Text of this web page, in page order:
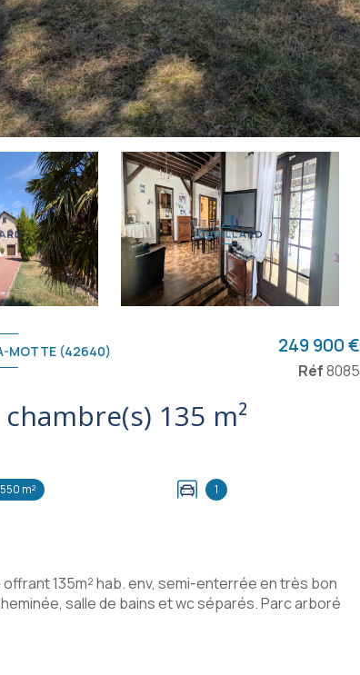
MOTTE (42640)
Maison 5 pièce(s) 3 chambre(s) 135 m²
m² 1
249 900 €
Réf8085
offrant 135m² hab. env, semi-enterrée en très bon
salle de bains et wc séparés. Parc arboré